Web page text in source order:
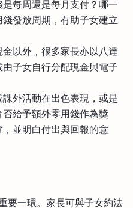
是每周還是每月支付？哪一
發放周期，有助子女建立
金以外，很多家長亦以八達
子女自行分配現金與電子
外活動在出色表現，或是
給予額外零用錢作為獎
並明白付出與回報的意
要一環。家長可與子女約法